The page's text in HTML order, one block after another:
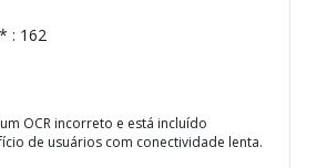
: 162
OCR incorreto e está incluído
de usuários com conectividade lenta.